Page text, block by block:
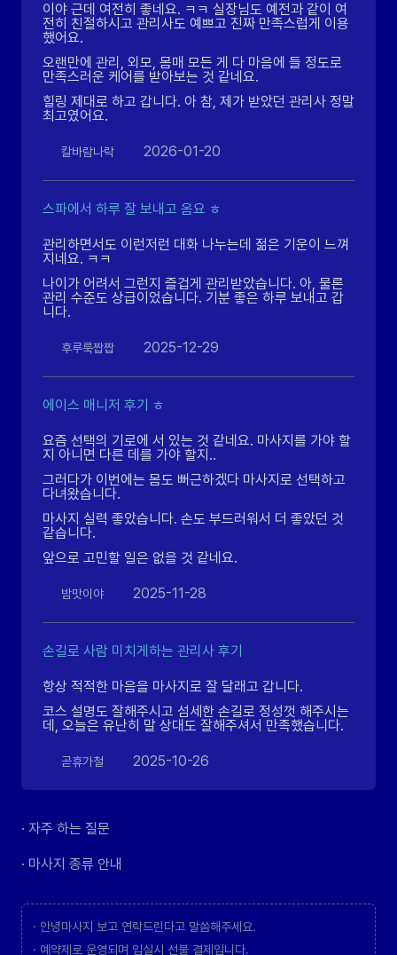
이야 근데 여전히 좋네요. ㅋㅋ 실장님도 예전과 같이 여
전히 친절하시고 관리사도 예쁘고 진짜 만족스럽게 이용
했어요.
오랜만에 관리, 외모, 몸매 모든 게 다 마음에 들 정도로
만족스러운 케어를 받아보는 것 같네요.
힐링 제대로 하고 갑니다. 아 참, 제가 받았던 관리사 정말
최고였어요.
칼바람나락 2026-01-20
스파에서 하루 잘 보내고 옴요 ㅎ
관리하면서도 이런저런 대화 나누는데 젊은 기운이 느껴
지네요. ㅋㅋ
나이가 어려서 그런지 즐겁게 관리받았습니다. 아, 물론
관리 수준도 상급이었습니다. 기분 좋은 하루 보내고 갑
니다.
후루룩짭짭 2025-12-29
에이스 매니저 후기 ㅎ
요즘 선택의 기로에 서 있는 것 같네요. 마사지를 가야 할
지 아니면 다른 데를 가야 할지..
그러다가 이번에는 몸도 뻐근하겠다 마사지로 선택하고
다녀왔습니다.
마사지 실력 좋았습니다. 손도 부드러워서 더 좋았던 것
같습니다.
앞으로 고민할 일은 없을 것 같네요.
밤맛이야 2025-11-28
손길로 사람 미치게하는 관리사 후기
항상 적적한 마음을 마사지로 잘 달래고 갑니다.
코스 설명도 잘해주시고 섬세한 손길로 정성껏 해주시는
데, 오늘은 유난히 말 상대도 잘해주셔서 만족했습니다.
곧휴가철 2025-10-26
· 자주 하는 질문
· 마사지 종류 안내
· 안녕마사지 보고 연락드린다고 말씀해주세요.
· 예약제로 운영되며 입실시 선불 결제입니다.